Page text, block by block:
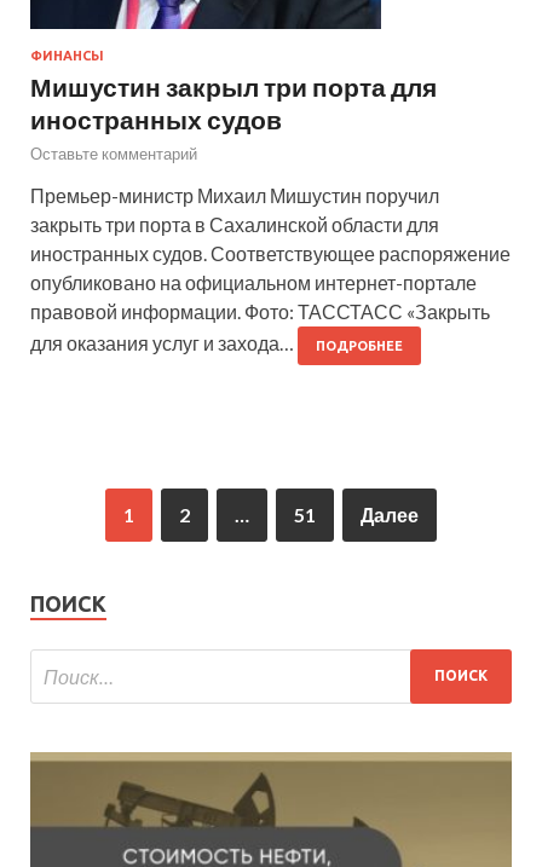
ФИНАНСЫ
Мишустин закрыл три порта для
иностранных судов
Оставьте комментарий
Премьер-министр Михаил Мишустин поручил
закрыть три порта в Сахалинской области для
иностранных судов. Соответствующее распоряжение
опубликовано на официальном интернет-портале
правовой информации. Фото: ТАССТАСС «Закрыть
для оказания услуг и захода…
ПОДРОБНЕЕ
1 2 51 Далее
ПОИСК